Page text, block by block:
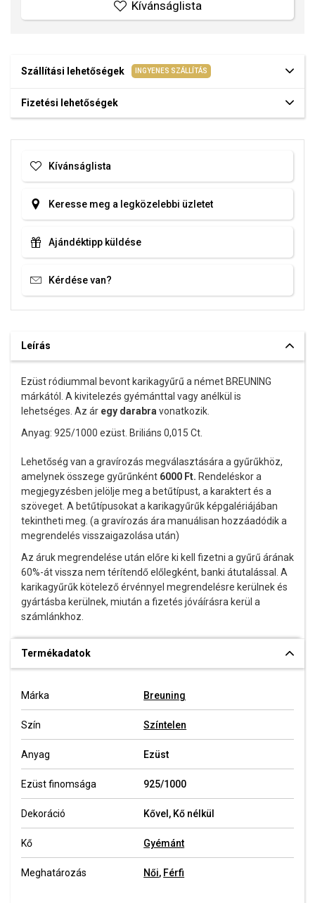
Kívánságlista
Szállítási lehetőségek INGYENES SZÁLLÍTÁS
Fizetési lehetőségek
Kívánságlista
Keresse meg a legközelebbi üzletet
Ajándéktipp küldése
Kérdése van?
Leírás
Ezüst ródiummal bevont karikagyűrű a német BREUNING
márkától. A kivitelezés gyémánttal vagy anélkül is
lehetséges. Az ár egy darabra vonatkozik.
Anyag: 925/1000 ezüst. Briliáns 0,015 Ct.
Lehetőség van a gravírozás megválasztására a gyűrűkhöz,
amelynek összege gyűrűnként 6000 Ft. Rendeléskor a
megjegyzésben jelölje meg a betűtípust, a karaktert és a
szöveget. A betűtípusokat a karikagyűrűk képgalériájában
tekintheti meg. (a gravírozás ára manuálisan hozzáadódik a
megrendelés visszaigazolása után)
Az áruk megrendelése után előre ki kell fizetni a gyűrű árának
60%-át vissza nem térítendő előlegként, banki átutalással. A
karikagyűrűk kötelező érvénnyel megrendelésre kerülnek és
gyártásba kerülnek, miután a fizetés jóváírásra kerül a
számlánkhoz.
Termékadatok
Márka Breuning
Szín Színtelen
Anyag Ezüst
Ezüst finomsága 925/1000
Dekoráció Kővel, Kő nélkül
Kő Gyémánt
Meghatározás Női, Férfi